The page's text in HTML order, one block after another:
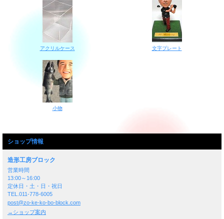
アクリルケース 文字プレート
小物
ショップ情報
造形工房ブロック
営業時間
13:00～16:00
定休日・土・日・祝日
TEL.011-778-6005
post@zo-ke-ko-bo-block.com
→ショップ案内